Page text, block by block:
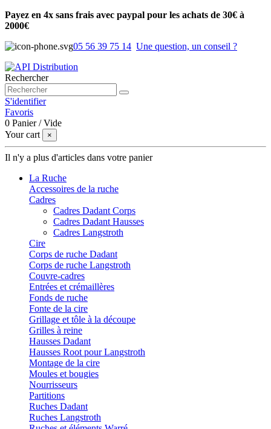
Payez en 4x sans frais avec paypal pour les achats de 30€ à
2000€
05 56 39 75 14 Une question, un conseil ?
Rechercher
S'identifier
Favoris
0 Panier /Vide
Your cart
×
Il n'y a plus d'articles dans votre panier
La Ruche
Accessoires de la ruche
Cadres
Cadres Dadant Corps
Cadres Dadant Hausses
Cadres Langstroth
Cire
Corps de ruche Dadant
Corps de ruche Langstroth
Couvre-cadres
Entrées et crémaillères
Fonds de ruche
Fonte de la cire
Grillage et tôle à la découpe
Grilles à reine
Hausses Dadant
Hausses Root pour Langstroth
Montage de la cire
Moules et bougies
Nourrisseurs
Partitions
Ruches Dadant
Ruches Langstroth